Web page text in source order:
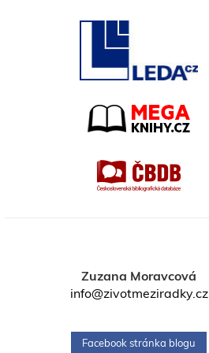
Zuzana Moravcová
info@zivotmeziradky.cz
Facebook stránka blogu